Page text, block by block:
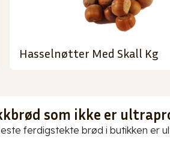
Hasselnøtter Med Skall Kg
som ikke er
ferdigstekte brød i butikken er